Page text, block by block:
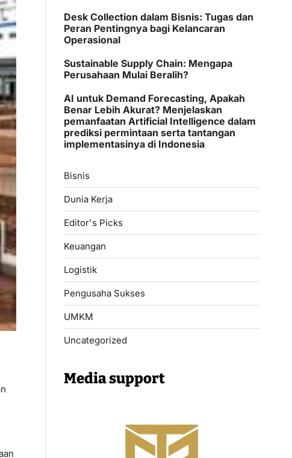
Desk Collection dalam Bisnis: Tugas dan
Peran Pentingnya bagi Kelancaran
Operasional
Sustainable Supply Chain: Mengapa
Perusahaan Mulai Beralih?
AI untuk Demand Forecasting, Apakah
Benar Lebih Akurat? Menjelaskan
pemanfaatan Artificial Intelligence dalam
prediksi permintaan serta tantangan
implementasinya di Indonesia
Bisnis
Dunia Kerja
Editor's Picks
Keuangan
Logistik
Pengusaha Sukses
UMKM
Uncategorized
Media support